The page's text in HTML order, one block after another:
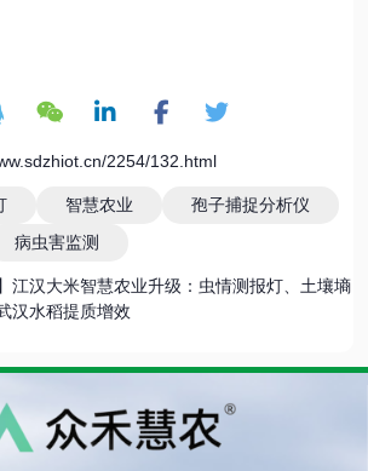
2254/132.html
智慧农业
孢子捕捉分析仪
病虫害监测
江汉大米智慧农业升级：虫情测报灯、土壤墒
汉水稻提质增效